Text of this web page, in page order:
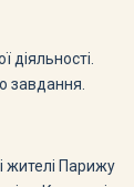
діяльності.
завдання.
жителі Парижу